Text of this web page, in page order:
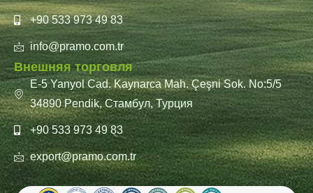
+90 533 973 49 83
info@pramo.com.tr
Внешняя торговля
E-5 Yanyol Cad. Kaynarca Mah. Çeşni Sok. No:5/5
34890 Pendik, Стамбул, Турция
+90 533 973 49 83
export@pramo.com.tr